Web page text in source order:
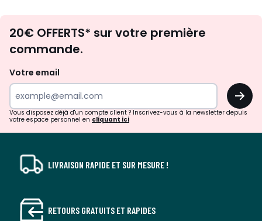
d'inspirations
surprises?
20€ OFFERTS* sur votre première
commande.
Votre email
OK
Vous disposez déjà d'un compte client ? Inscrivez-vous à la newsletter depuis
votre espace personnel en cliquant ici
LIVRAISON RAPIDE ET SUR MESURE !
RETOURS GRATUITS ET RAPIDES